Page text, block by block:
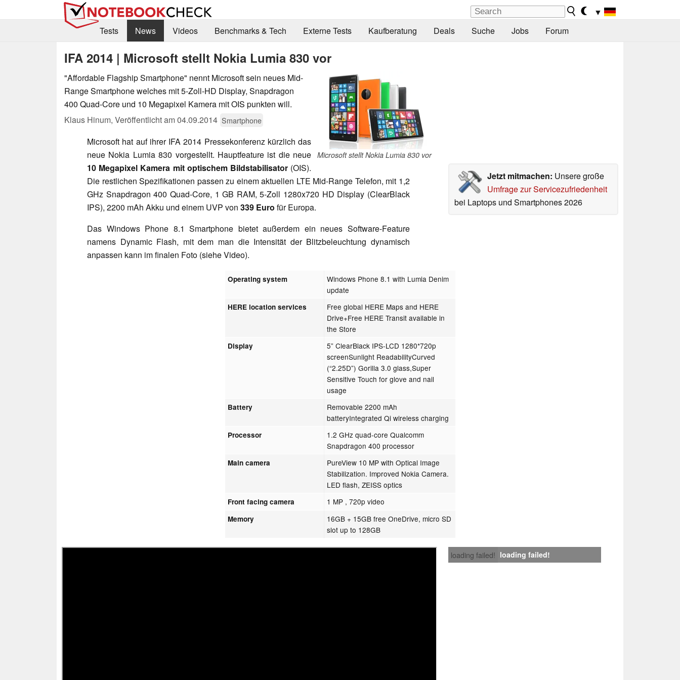
▼
Tests
News Videos Benchmarks & Tech Externe Tests Kaufberatung Deals Suche Jobs Forum
IFA 2014 | Microsoft stellt Nokia Lumia 830 vor
Microsoft stellt Nokia Lumia 830 vor
"Affordable Flagship Smartphone" nennt Microsoft sein neues Mid-
Range Smartphone welches mit 5-Zoll-HD Display, Snapdragon
400 Quad-Core und 10 Megapixel Kamera mit OIS punkten will.
Klaus Hinum, Veröffentlicht am04.09.2014 Smartphone
Jetzt mitmachen: Unsere große
Umfrage zur Servicezufriedenheit
bei Laptops und Smartphones 2026
Microsoft hat auf ihrer IFA 2014 Pressekonferenz kürzlich das
neue Nokia Lumia 830 vorgestellt. Hauptfeature ist die neue
10 Megapixel Kamera mit optischem Bildstabilisator(OIS).
Die restlichen Spezifikationen passen zu einem aktuellen LTE Mid-Range Telefon, mit 1,2
GHz Snapdragon 400 Quad-Core, 1 GB RAM, 5-Zoll 1280x720 HD Display (ClearBlack
IPS), 2200 mAh Akku und einem UVP von 339 Euro für Europa.
Das Windows Phone 8.1 Smartphone bietet außerdem ein neues Software-Feature
namens Dynamic Flash, mit dem man die Intensität der Blitzbeleuchtung dynamisch
anpassen kann im finalen Foto (siehe Video).
Operating system
Windows Phone 8.1 with Lumia Denim
update
HERE location services
Free global HERE Maps and HERE
Drive+Free HERE Transit available in
the Store
Display
5” ClearBlack IPS-LCD 1280*720p
screenSunlight ReadabilityCurved
(“2.25D”) Gorilla 3.0 glass,Super
Sensitive Touch for glove and nail
usage
Battery
Removable 2200 mAh
batteryIntegrated Qi wireless charging
Processor
1.2 GHz quad-core Qualcomm
Snapdragon 400 processor
Main camera
PureView 10 MP with Optical Image
Stabilization. Improved Nokia Camera.
LED flash, ZEISS optics
Front facing camera 1 MP , 720p video
Memory
16GB + 15GB free OneDrive, micro SD
slot up to 128GB
loading failed! loading failed!